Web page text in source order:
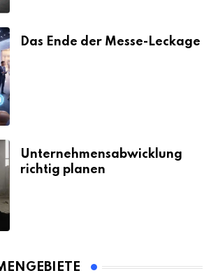
Das Ende der Messe-Leckage
Unternehmensabwicklung
richtig planen